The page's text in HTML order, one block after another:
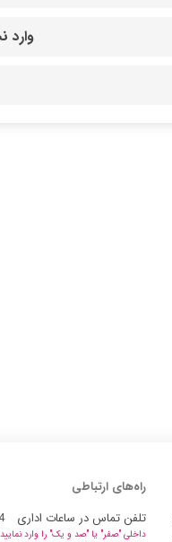
راه‌های ارتباطی
تلفن تماس در ساعات اداری
داخلی "صفر" یا "صد و یک" را وارد نمایید